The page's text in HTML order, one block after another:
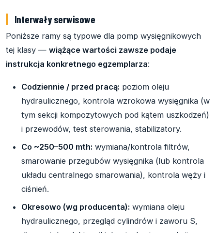
Interwały serwisowe
Poniższe ramy są typowe dla pomp wysięgnikowych
tej klasy — wiążące wartości zawsze podaje
instrukcja konkretnego egzemplarza:
Codziennie / przed pracą: poziom oleju
hydraulicznego, kontrola wzrokowa wysięgnika (w
tym sekcji kompozytowych pod kątem uszkodzeń)
i przewodów, test sterowania, stabilizatory.
Co ~250–500 mth: wymiana/kontrola filtrów,
smarowanie przegubów wysięgnika (lub kontrola
układu centralnego smarowania), kontrola węży i
ciśnień.
Okresowo (wg producenta): wymiana oleju
hydraulicznego, przegląd cylindrów i zaworu S,